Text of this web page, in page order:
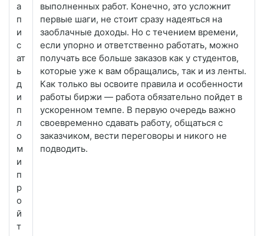
а
п
и
с
ат
ь
д
и
п
л
о
м
и
п
р
о
й
т
выполненных работ. Конечно, это усложнит
первые шаги, не стоит сразу надеяться на
заоблачные доходы. Но с течением времени,
если упорно и ответственно работать, можно
получать все больше заказов как у студентов,
которые уже к вам обращались, так и из ленты.
Как только вы освоите правила и особенности
работы биржи — работа обязательно пойдет в
ускоренном темпе. В первую очередь важно
своевременно сдавать работу, общаться с
заказчиком, вести переговоры и никого не
подводить.